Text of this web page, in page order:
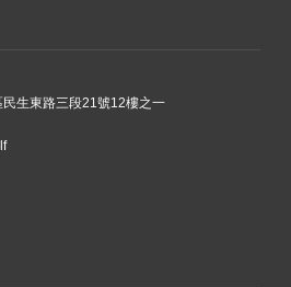
生東路三段21號12樓之一